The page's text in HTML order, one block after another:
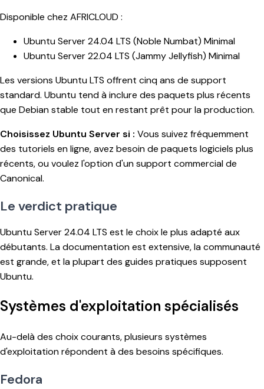
Disponible chez AFRICLOUD :
Ubuntu Server 24.04 LTS (Noble Numbat) Minimal
Ubuntu Server 22.04 LTS (Jammy Jellyfish) Minimal
Les versions Ubuntu LTS offrent cinq ans de support
standard. Ubuntu tend à inclure des paquets plus récents
que Debian stable tout en restant prêt pour la production.
Choisissez Ubuntu Server si : Vous suivez fréquemment
des tutoriels en ligne, avez besoin de paquets logiciels plus
récents, ou voulez l'option d'un support commercial de
Canonical.
Le verdict pratique
Ubuntu Server 24.04 LTS est le choix le plus adapté aux
débutants. La documentation est extensive, la communauté
est grande, et la plupart des guides pratiques supposent
Ubuntu.
Systèmes d'exploitation spécialisés
Au-delà des choix courants, plusieurs systèmes
d'exploitation répondent à des besoins spécifiques.
Fedora